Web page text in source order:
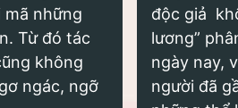
mã những
Từ đó tác
không
ngác, ngỡ
độc giả
lương”
ngày nay,
người đã